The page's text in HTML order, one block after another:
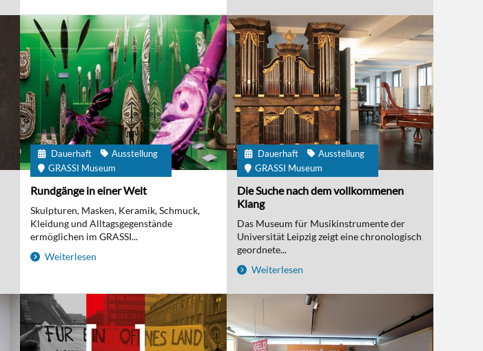
Dauerhaft
Ausstellung
GRASSI Museum
Rundgänge in einer Welt
Skulpturen, Masken, Keramik, Schmuck,
Kleidung und Alltagsgegenstände
ermöglichen im GRASSI...
Weiterlesen
Dauerhaft
Ausstellung
GRASSI Museum
Die Suche nach dem vollkommenen
Klang
Das Museum für Musikinstrumente der
Universität Leipzig zeigt eine chronologisch
geordnete...
Weiterlesen